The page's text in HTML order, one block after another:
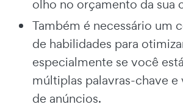
olho no orçamento da sua
Também é necessário um
de habilidades para
especialmente se você
múltiplas palavras-chave e
de anúncios.